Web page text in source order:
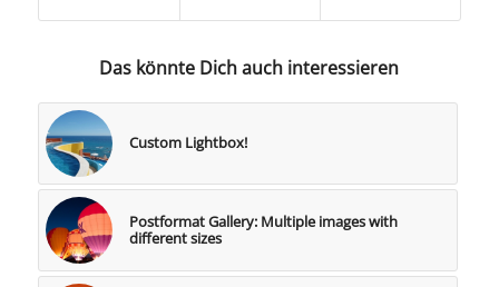
Das könnte Dich auch interessieren
Custom Lightbox!
Postformat Gallery: Multiple images with
different sizes